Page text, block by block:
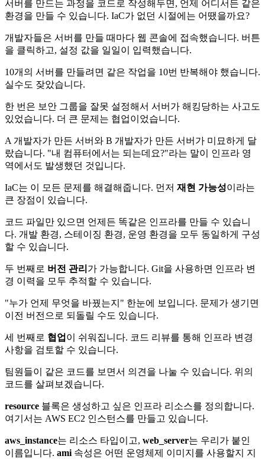
서버를 만드는 과정을 코드로 작성해두면, 언제 어디서든 같은
환경을 만들 수 있습니다. IaC가 없던 시절에는 어땠을까요?
개발자들은 서버를 만들 때마다 웹 콘솔에 접속했습니다. 버튼
을 클릭하고, 설정 값을 일일이 입력했습니다.
10개의 서버를 만들려면 같은 작업을 10번 반복해야 했습니다.
실수도 잦았습니다.
한 번은 보안 그룹을 잘못 설정해서 서버가 해킹당하는 사고도
있었습니다. 더 큰 문제는 협업이었습니다.
A 개발자가 만든 서버와 B 개발자가 만든 서버가 미묘하게 달
랐습니다. "내 컴퓨터에서는 되는데요?"라는 말이 인프라 영
역에서도 발생했던 것입니다.
IaC는 이 모든 문제를 해결해줍니다. 먼저 재현 가능성이라는
큰 장점이 있습니다.
코드 파일만 있으면 언제든 똑같은 인프라를 만들 수 있습니
다. 개발 환경, 스테이징 환경, 운영 환경을 모두 동일하게 구성
할 수 있습니다.
두 번째로 버전 관리 가 가능합니다. Git을 사용하면 인프라 변
경 이력을 모두 추적할 수 있습니다.
"누가 언제 무엇을 바꿨는지" 한눈에 보입니다. 문제가 생기면
이전 버전으로 되돌릴 수도 있습니다.
세 번째로 협업 이 쉬워집니다. 코드 리뷰를 통해 인프라 변경
사항을 검토할 수 있습니다.
팀원들이 같은 코드를 보면서 의견을 나눌 수 있습니다. 위의
코드를 살펴보겠습니다.
resource 블록은 생성하고 싶은 인프라 리소스를 정의합니다.
여기서는 AWS EC2 인스턴스를 만들고 있습니다.
aws_instance는 리소스 타입이고, web_server는 우리가 붙인
이름입니다. ami 속성은 어떤 운영체제 이미지를 사용할지 지